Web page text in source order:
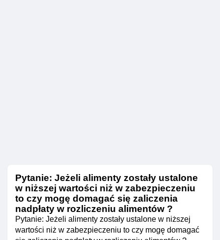
Pytanie: Jeżeli alimenty zostały ustalone
w niższej wartości niż w zabezpieczeniu
to czy mogę domagać się zaliczenia
nadpłaty w rozliczeniu alimentów ?
Pytanie: Jeżeli alimenty zostały ustalone w niższej
wartości niż w zabezpieczeniu to czy mogę domagać